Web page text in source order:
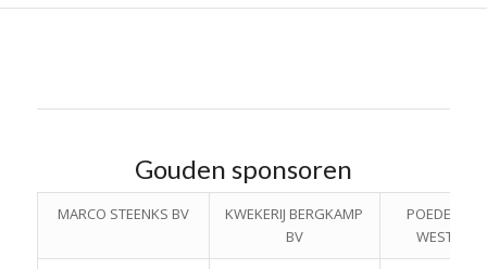
Gouden sponsoren
MARCO STEENKS BV
KWEKERIJ BERGKAMP
BV
POEDER